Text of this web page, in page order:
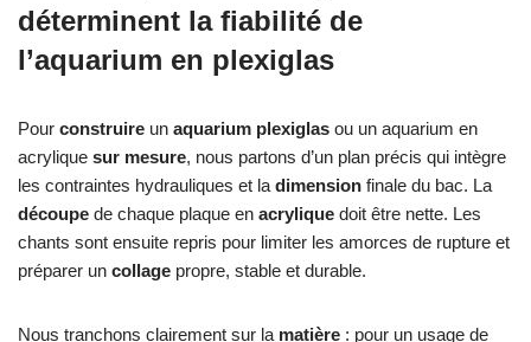
déterminent la fiabilité de
l’aquarium en plexiglas
Pour construire un aquarium plexiglas ou un aquarium en
acrylique sur mesure, nous partons d’un plan précis qui intègre
les contraintes hydrauliques et la dimension finale du bac. La
découpe de chaque plaque en acrylique doit être nette. Les
chants sont ensuite repris pour limiter les amorces de rupture et
préparer un collage propre, stable et durable.
Nous tranchons clairement sur la matière : pour un usage de